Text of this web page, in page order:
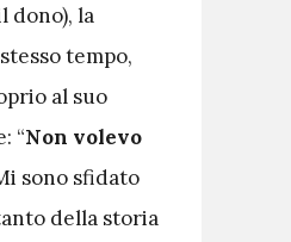
dono), la
tempo,
al suo
“Non volevo
sono sfidato
della storia